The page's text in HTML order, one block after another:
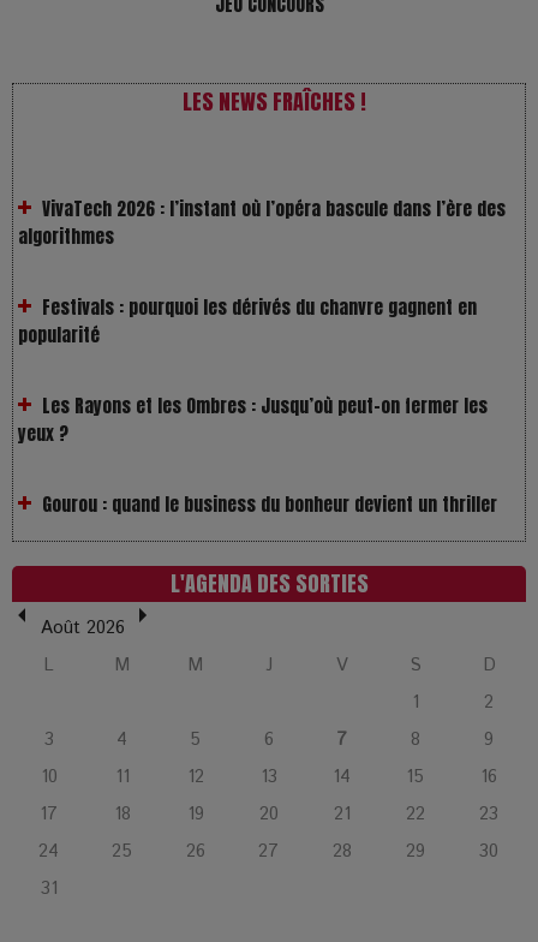
LES NEWS FRAÎCHES !
L’Affaire Bojarski : entre faux billets et vraie tragédie
humaine
L’or blanc à la croisée des chemins : Rumilly interroge
l’avenir de la montagne française
La Femme de Ménage : Plongez dans le thriller
psychologique qui a conquis le monde !
L'AGENDA DES SORTIES
Août 2026
L
M M J V S
D
1
2
3
4 5 6 7 8
9
10
11 12 13 14 15
16
17
18 19 20 21 22
23
24
25 26 27 28 29
30
31